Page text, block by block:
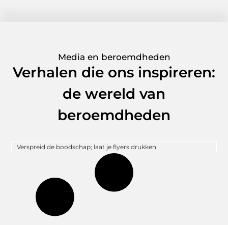
Media en beroemdheden
Verhalen die ons inspireren:
de wereld van
beroemdheden
Verspreid de boodschap; laat je flyers drukken